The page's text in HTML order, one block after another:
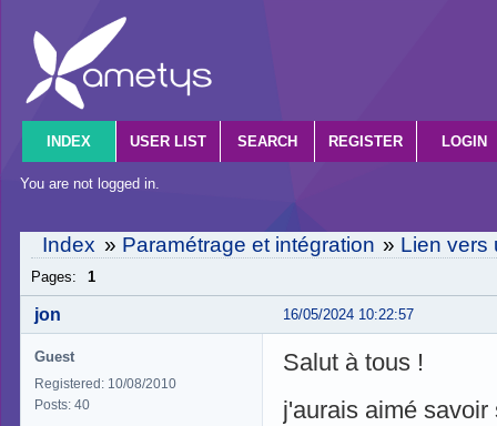
INDEX USER LIST SEARCH REGISTER LOGIN
You are not logged in.
Index » Paramétrage et intégration » Lien vers
Pages: 1
16/05/2024 10:22:57
jon
Guest
Registered: 10/08/2010
Posts: 40
Salut à tous !
j'aurais aimé